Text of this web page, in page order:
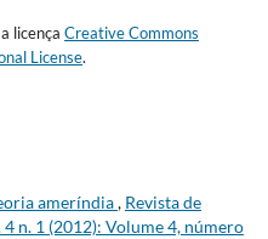
licença Creative Commons
License.
ameríndia, Revista de
n. 1 (2012): Volume 4, número